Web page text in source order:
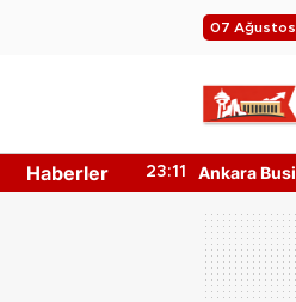
07
Haberler23:11
Ankara Business
Bilgileri Nedir?